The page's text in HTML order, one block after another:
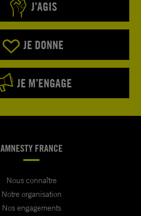
J’AGIS
JE DONNE
JE M’ENGAGE
AMNESTY FRANCE
Nous connaître
Notre organisation
Nos engagements